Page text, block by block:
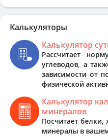
Калькуляторы
Калькулятор
Рассчитает
углеводов, а
зависимости от
физической
Калькулятор
минералов
Посчитает
минералы в